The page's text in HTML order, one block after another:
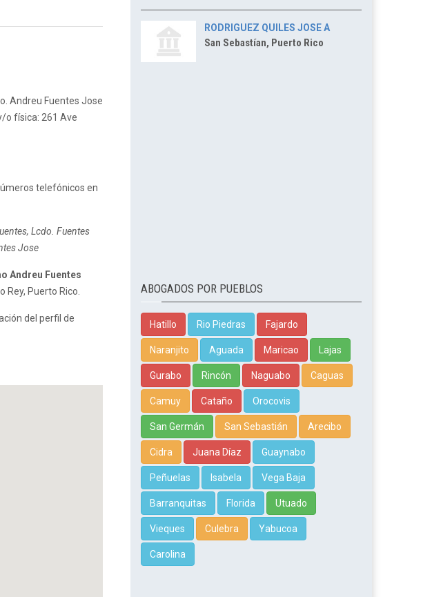
Andreu Fuentes Jose
o física: 261 Ave
telefónicos en
Lcdo. Fuentes
Jose
Andreu Fuentes
Puerto Rico.
del perfil de
RODRIGUEZ QUILES JOSE A
San Sebastían, Puerto Rico
ABOGADOS POR PUEBLOS
Hatillo Rio Piedras Fajardo
Naranjito Aguada Maricao Lajas
Gurabo Rincón Naguabo Caguas
Camuy Cataño Orocovis
San Germán San Sebastián Arecibo
Cidra Juana Díaz Guaynabo
Peñuelas Isabela Vega Baja
Barranquitas Florida Utuado
Vieques Culebra Yabucoa
Carolina